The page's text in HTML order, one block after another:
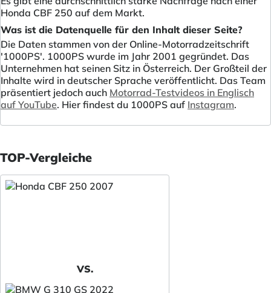
Honda CBF 250 auf dem Markt.
Was ist die Datenquelle für den Inhalt dieser Seite?
Die Daten stammen von der Online-Motorradzeitschrift
'1000PS'. 1000PS wurde im Jahr 2001 gegründet. Das
Unternehmen hat seinen Sitz in Österreich. Der Großteil der
Inhalte wird in deutscher Sprache veröffentlicht. Das Team
präsentiert jedoch auch Motorrad-Testvideos in Englisch
auf YouTube. Hier findest du 1000PS auf Instagram.
TOP-Vergleiche
VS.